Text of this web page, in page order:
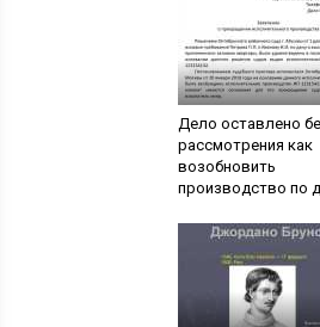
Дело оставлено
рассмотрения как
возобновить
производство по